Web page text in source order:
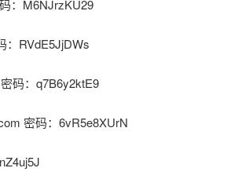
：M6NJrzKU29
：RVdE5JjDWs
码：q7B6y2ktE9
密码：6vR5e8XUrN